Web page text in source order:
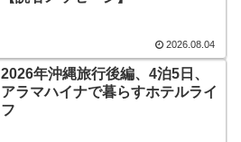
2026.08.04
2026年沖縄旅行後編、4泊5日、
アラマハイナで暮らすホテルライ
フ